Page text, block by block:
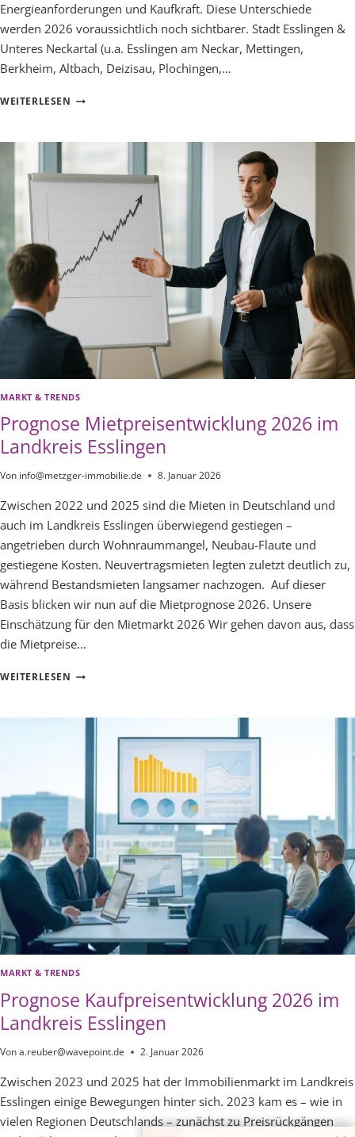
Energieanforderungen und Kaufkraft. Diese Unterschiede
werden 2026 voraussichtlich noch sichtbarer. Stadt Esslingen &
Unteres Neckartal (u.a. Esslingen am Neckar, Mettingen,
Berkheim, Altbach, Deizisau, Plochingen,…
WEITERLESEN REGIONALE
FÜR
LANDKREIS
MARKT & TRENDS
Prognose Mietpreisentwicklung 2026 im
Landkreis Esslingen
Von info@metzger-immobilie.de 8. Januar 2026
Zwischen 2022 und 2025 sind die Mieten in Deutschland und
auch im Landkreis Esslingen überwiegend gestiegen –
angetrieben durch Wohnraummangel, Neubau-Flaute und
gestiegene Kosten. Neuvertragsmieten legten zuletzt deutlich zu,
während Bestandsmieten langsamer nachzogen. Auf dieser
Basis blicken wir nun auf die Mietprognose 2026. Unsere
Einschätzung für den Mietmarkt 2026 Wir gehen davon aus, dass
die Mietpreise…
WEITERLESEN PROGNOSE
IM
LANDKREIS
MARKT & TRENDS
Prognose Kaufpreisentwicklung 2026 im
Landkreis Esslingen
Vona.reuber@wavepoint.de 2. Januar 2026
Zwischen 2023 und 2025 hat der Immobilienmarkt im Landkreis
Esslingen einige Bewegungen hinter sich. 2023 kam es – wie in
vielen Regionen Deutschlands – zunächst zu Preisrückgängen